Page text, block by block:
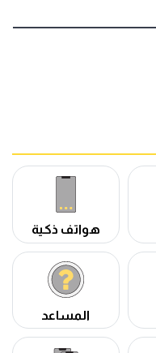
هواتف ذكية
المساعد